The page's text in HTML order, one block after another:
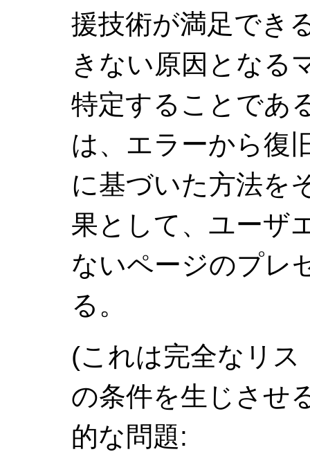
援技術が満足でき
きない原因となる
特定することであ
は、エラーから復
に基づいた方法を
果として、ユーザ
ないページのプレ
る。
(これは完全なリ
の条件を生じさせ
的な問題: